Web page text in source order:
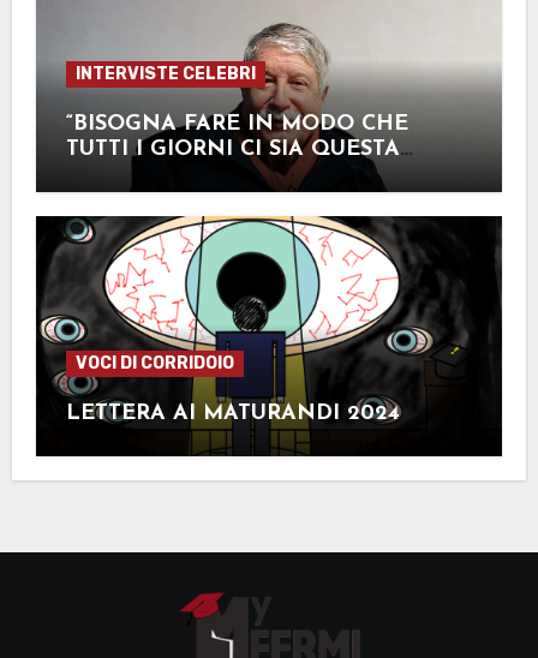
INTERVISTE CELEBRI
“BISOGNA FARE IN MODO CHE
TUTTI I GIORNI CI SIA QUESTA
VOCI DI CORRIDOIO
LETTERA AI MATURANDI 2024